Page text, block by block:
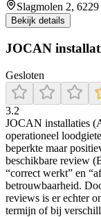
Slagmolen 2,
Bekijk details
JOCAN
Gesloten
3.2
JOCAN installaties
operationeel
beperkte maar
beschikbare review
“correct werkt” en
betrouwbaarheid.
reviews is er echter
termijn of bij